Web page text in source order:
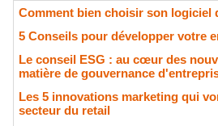
Comment bien choisir son logiciel
5 Conseils pour développer votre
Le conseil ESG : au cœur des
matière de gouvernance
Les 5 innovations marketing qui
secteur du retail